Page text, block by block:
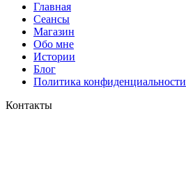
Главная
Сеансы
Магазин
Обо мне
Истории
Блог
Политика конфиденциальности
Контакты